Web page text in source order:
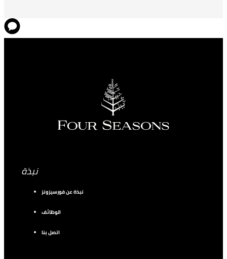
نبذة
نبذة عن فورسيزونز
الوظائف
اتصل بنا